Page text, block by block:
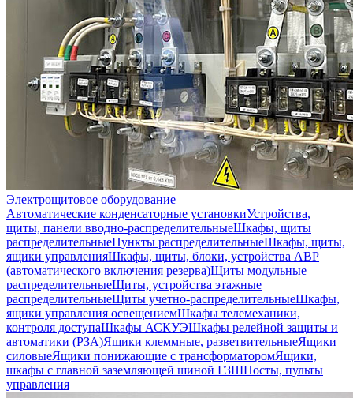
Электрощитовое оборудование
Автоматические конденсаторные установкиУстройства,
щиты, панели вводно-распределительныеШкафы, щиты
распределительныеПункты распределительныеШкафы, щиты,
ящики управленияШкафы, щиты, блоки, устройства АВР
(автоматического включения резерва)Щиты модульные
распределительныеЩиты, устройства этажные
распределительныеЩиты учетно-распределительныеШкафы,
ящики управления освещениемШкафы телемеханики,
контроля доступаШкафы АСКУЭШкафы релейной защиты и
автоматики (РЗА)Ящики клеммные, разветвительныеЯщики
силовыеЯщики понижающие с трансформаторомЯщики,
шкафы с главной заземляющей шиной ГЗШПосты, пульты
управления